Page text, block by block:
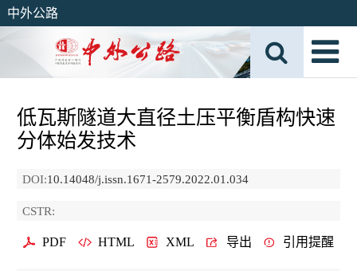
中外公路
低瓦斯隧道大直径土压平衡盾构快速
分体始发技术
DOI:10.14048/j.issn.1671-2579.2022.01.034
CSTR:
PDF HTML XML 导出 引用提醒